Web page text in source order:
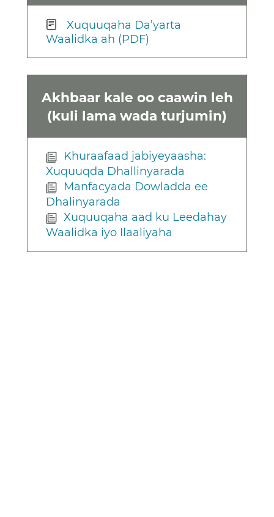
Xuquuqaha Da’yarta
Waalidka ah (PDF)
Akhbaar kale oo caawin leh
(kuli lama wada turjumin)
Khuraafaad jabiyeyaasha:
Xuquuqda Dhallinyarada
Manfacyada Dowladda ee
Dhalinyarada
Xuquuqaha aad ku Leedahay
Waalidka iyo Ilaaliyaha